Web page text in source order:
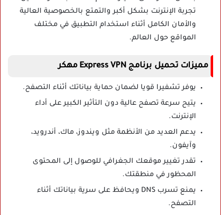
تجربة الإنترنت بشكل أكبر والتمتع بالخصوصية العالية
والأمان الكامل أثناء استخدام التطبيق في مختلف
المواقع حول العالم.
مميزات تحميل برنامج Express VPN مهكر
يوفر تشفيرا قويا لضمان حماية بياناتك أثناء التصفح.
يتيح سرعة تصفح عالية دون التأثير الكبير على أداء
الإنترنت.
يدعم العديد من الأنظمة مثل ويندوز، ماك، أندرويد،
وآيفون.
تقدر تغيير موقعك الجغرافي للوصول إلى المحتوى
المحظور في منطقتك.
يمنع تسرب DNS ويحافظ على سرية بياناتك أثناء
التصفح.